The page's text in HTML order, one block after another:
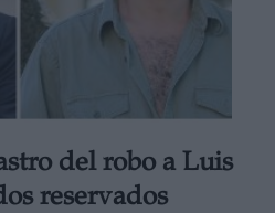
del robo a Luis
reservados